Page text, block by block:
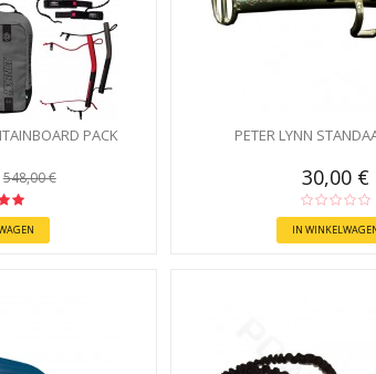
PACK
548,00 €
PETER LYNN
30,00 €
IN